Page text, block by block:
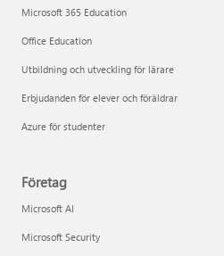
Microsoft 365 Education
Office Education
Utbildning och utveckling för lärare
Erbjudanden för elever och föräldrar
Azure för studenter
Företag
Microsoft AI
Microsoft Security